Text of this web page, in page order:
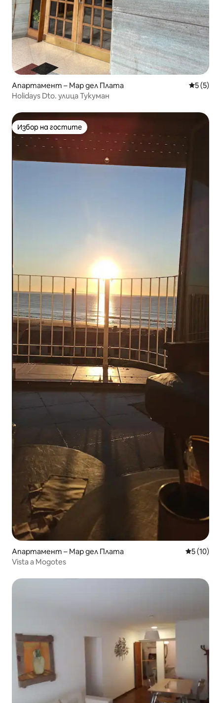
Апартамент – Мар дел Плата Средна
5 (5)
Holidays Dto. улица Тукуман
Избор на гостите
Избор на гостите
Апартамент – Мар дел Плата Средна
5 (10)
Vista a Mogotes